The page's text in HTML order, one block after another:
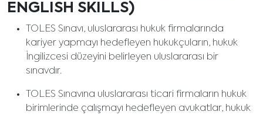
ENGLISH SKILLS)
TOLES Sınavı, uluslararası hukuk firmalarında
kariyer yapmayı hedefleyen hukukçuların, hukuk
İngilizcesi düzeyini belirleyen uluslararası bir
sınavdır.
TOLES Sınavına uluslararası ticari firmaların hukuk
birimlerinde çalışmayı hedefleyen avukatlar, hukuk